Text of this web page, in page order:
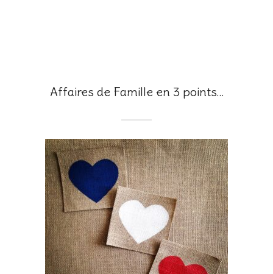
Affaires de Famille en 3 points…